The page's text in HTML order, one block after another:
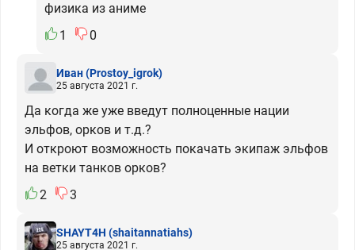
физика из аниме
1
0
Иван(Prostoy_igrok)
25 августа 2021 г.
Да когда же уже введут полноценные нации
эльфов, орков и т.д.?
И откроют возможность покачать экипаж эльфов
на ветки танков орков?
2
3
SHAYT4H (shaitannatiahs)
25 августа 2021 г.